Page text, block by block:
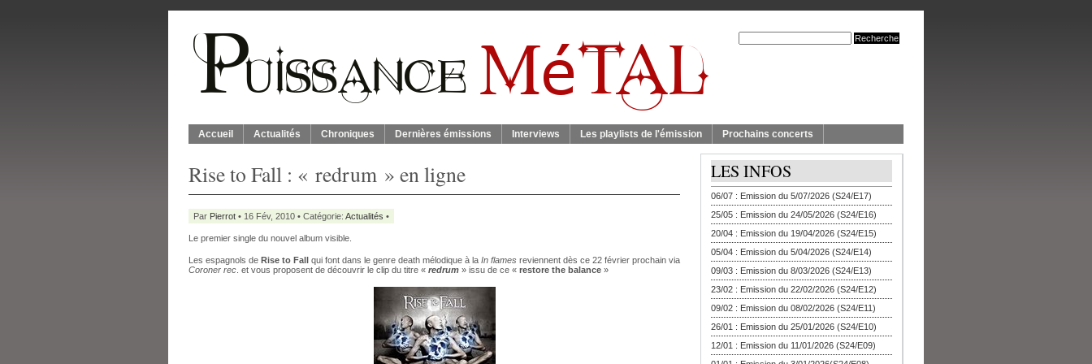
Accueil Actualités Chroniques Dernières émissions Interviews Les playlists de l'émission Prochains concerts
Rise to Fall : « redrum » en ligne
Par Pierrot • 16 Fév, 2010 • Catégorie: Actualités •
Le premier single du nouvel album visible.
Les espagnols de Rise to Fall qui font dans le genre death mélodique à la In flames reviennent dès ce 22 février prochain via
Coroner rec . et vous proposent de découvrir le clip du titre « redrum » issu de ce « restore the balance »
LES INFOS
06/07 : Emission du 5/07/2026 (S24/E17)
25/05 : Emission du 24/05/2026 (S24/E16)
20/04 : Emission du 19/04/2026 (S24/E15)
05/04 : Emission du 5/04/2026 (S24/E14)
09/03 : Emission du 8/03/2026 (S24/E13)
23/02 : Emission du 22/02/2026 (S24/E12)
09/02 : Emission du 08/02/2026 (S24/E11)
26/01 : Emission du 25/01/2026 (S24/E10)
12/01 : Emission du 11/01/2026 (S24/E09)